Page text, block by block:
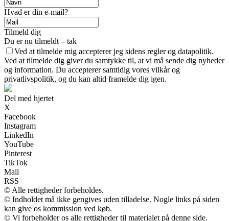
Hvad er din e-mail?
Tilmeld dig
Du er nu tilmeldt – tak
Ved at tilmelde mig accepterer jeg sidens regler og datapolitik.
Ved at tilmelde dig giver du samtykke til, at vi må sende dig nyheder
og information. Du accepterer samtidig vores vilkår og
privatlivspolitik, og du kan altid framelde dig igen.
Del med hjertet
X
Facebook
Instagram
LinkedIn
YouTube
Pinterest
TikTok
Mail
RSS
© Alle rettigheder forbeholdes.
© Indholdet må ikke gengives uden tilladelse. Nogle links på siden
kan give os kommission ved køb.
© Vi forbeholder os alle rettigheder til materialet på denne side.